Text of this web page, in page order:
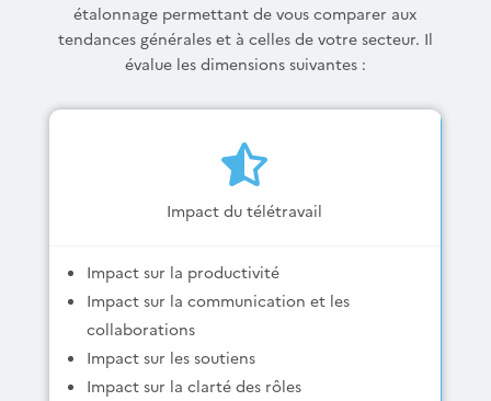
étalonnage permettant de vous comparer aux
tendances générales et à celles de votre secteur. Il
évalue les dimensions suivantes :

Impact du télétravail
Impact sur la productivité
Impact sur la communication et les
collaborations
Impact sur les soutiens
Impact sur la clarté des rôles